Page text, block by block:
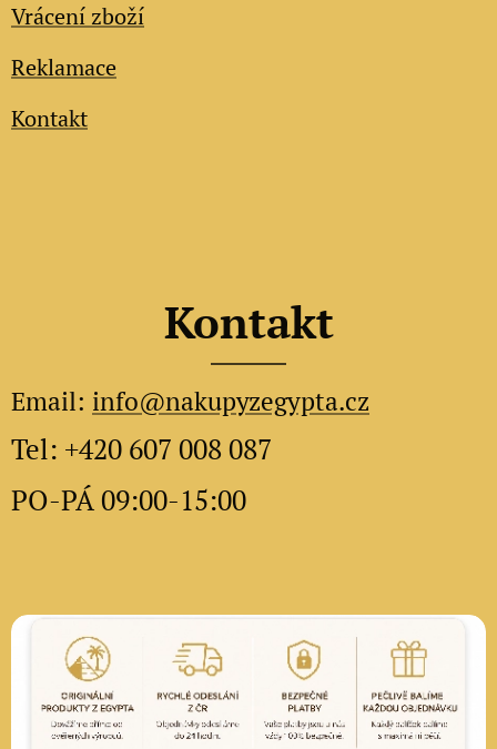
Vrácení zboží
Reklamace
Kontakt
Kontakt
Email: info@nakupyzegypta.cz
Tel: +420 607 008 087
PO-PÁ 09:00-15:00